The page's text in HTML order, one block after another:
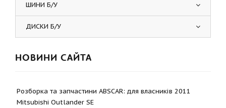
ШИНИ Б/У
ДИСКИ Б/У
НОВИНИ САЙТА
Розборка та запчастини ABSCAR: для власників 2011
Mitsubishi Outlander SE